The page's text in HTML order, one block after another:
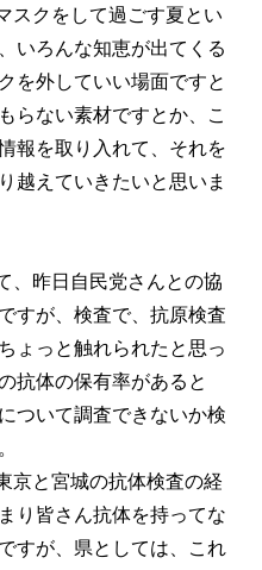
スクをして過ごす夏とい
いろんな知恵が出てくる
を外していい場面ですと
らない素材ですとか、こ
報を取り入れて、それを
越えていきたいと思いま
、昨日自民党さんとの協
すが、検査で、抗原検査
ょっと触れられたと思っ
抗体の保有率があると
ついて調査できないか検
と宮城の抗体検査の経
り皆さん抗体を持ってな
すが、県としては、これ